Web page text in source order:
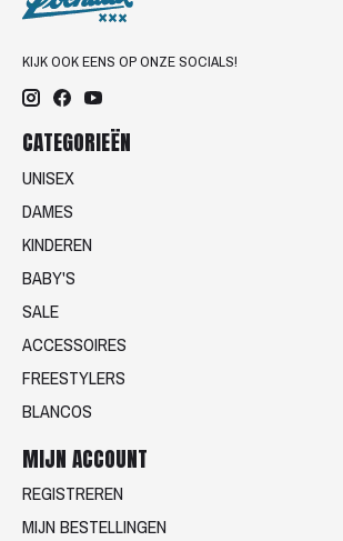
KIJK OOK EENS OP ONZE SOCIALS!
CATEGORIEËN
UNISEX
DAMES
KINDEREN
BABY'S
SALE
ACCESSOIRES
FREESTYLERS
BLANCOS
MIJN ACCOUNT
REGISTREREN
MIJN BESTELLINGEN